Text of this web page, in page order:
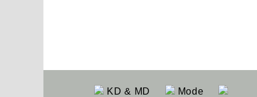
KD & MD Mode